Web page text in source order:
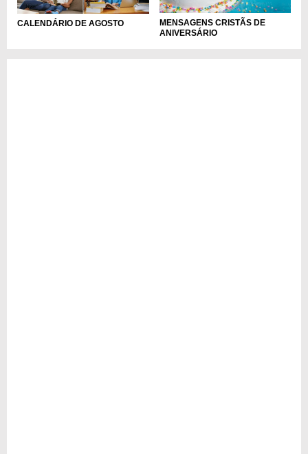
CALENDÁRIO DE AGOSTO
MENSAGENS CRISTÃS DE
ANIVERSÁRIO